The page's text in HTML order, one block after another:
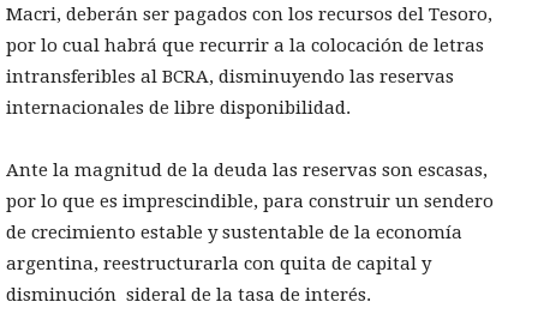
Macri, deberán ser pagados con los recursos del Tesoro,
por lo cual habrá que recurrir a la colocación de letras
intransferibles al BCRA, disminuyendo las reservas
internacionales de libre disponibilidad.
Ante la magnitud de la deuda las reservas son escasas,
por lo que es imprescindible, para construir un sendero
de crecimiento estable y sustentable de la economía
argentina, reestructurarla con quita de capital y
disminución sideral de la tasa de interés.